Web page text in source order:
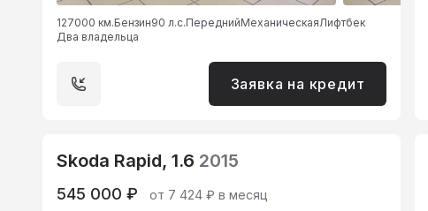
127000 км.Бензин90 л.с.ПереднийМеханическаяЛифтбек
Два владельца
Заявка на кредит
Skoda Rapid, 1.6 2015
545 000 ₽ от 7 424 ₽ в месяц